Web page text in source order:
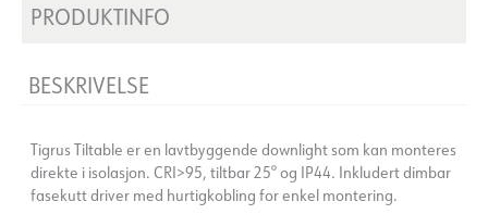
PRODUKTINFO
BESKRIVELSE
Tigrus Tiltable er en lavtbyggende downlight som kan monteres
direkte i isolasjon. CRI>95, tiltbar 25° og IP44. Inkludert dimbar
fasekutt driver med hurtigkobling for enkel montering.